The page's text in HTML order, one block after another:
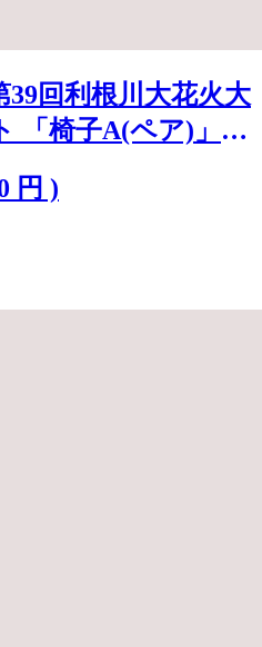
39回利根川大花火大
「椅子A(ペア)」
円 )